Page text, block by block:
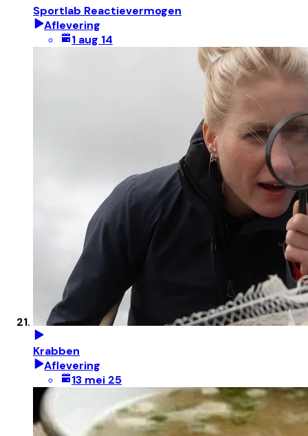
Sportlab Reactievermogen
Aflevering
1 aug 14
Krabben
Aflevering
13 mei 25